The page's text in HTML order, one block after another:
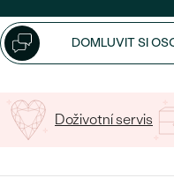
DRAHOKAM
ZLATO
S DRAHOKAMY
S PERLAMI
DLE STYLU
CENOVĚ
LUXUSNÍDOMLUVIT SI
Doživotní servis